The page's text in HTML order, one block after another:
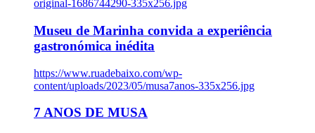
original-1686744290-335x256.jpg
Museu de Marinha convida a experiência
gastronómica inédita
https://www.ruadebaixo.com/wp-
content/uploads/2023/05/musa7anos-335x256.jpg
7 ANOS DE MUSA